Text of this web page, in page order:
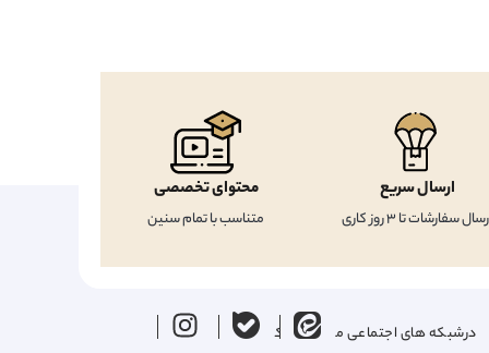
ارسال سریع
سفارشات تا 3 روز کاری
محتوای تخصصی
متناسب با تمام سنین
درشبکه های اجتماعی ما را دنبال کنید